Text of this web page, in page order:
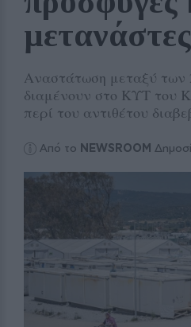
μετανάστες
Αναστάτωση μεταξύ των
διαμένουν στο ΚΥΤ του
περί του αντιθέτου
Από το NEWSROOM